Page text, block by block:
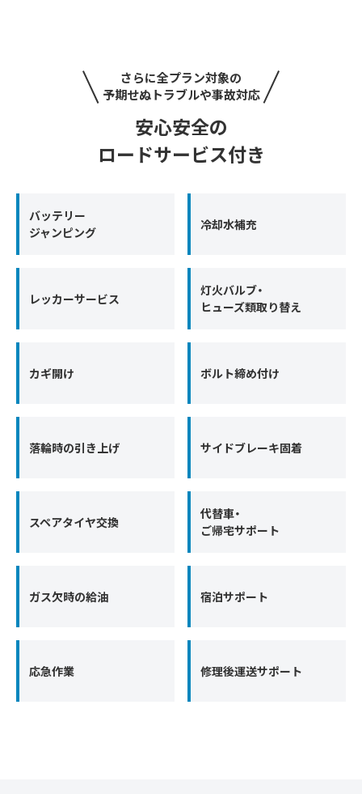
さらに全プラン対象の
予期せぬトラブルや事故対応
安心安全の
ロードサービス付き
バッテリー
ジャンピング
冷却水補充
レッカーサービス
灯火バルブ・
ヒューズ類取り替え
カギ開け ボルト締め付け
落輪時の引き上げ サイドブレーキ固着
スペアタイヤ交換
代替車・
ご帰宅サポート
ガス欠時の給油 宿泊サポート
応急作業 修理後運送サポート